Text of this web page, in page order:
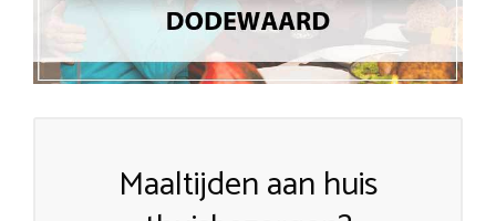
Maaltijden aan huis